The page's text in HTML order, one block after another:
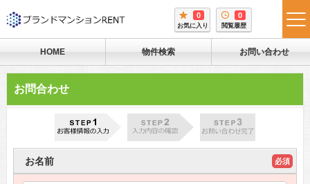
0
お気に入り
0
閲覧履歴
HOME 物件検索 お問い合わせ
お問合わせ
お名前 必須